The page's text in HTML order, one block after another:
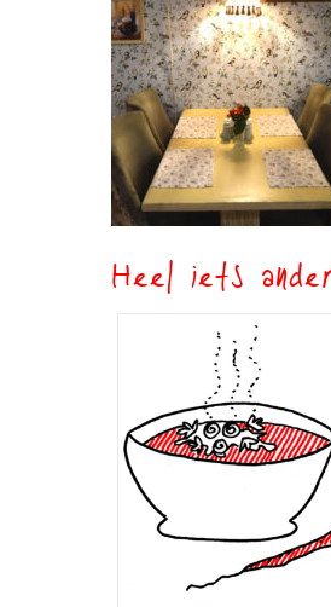
Heel iets